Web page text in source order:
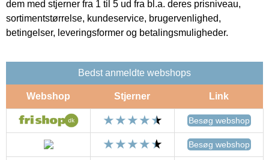
dem med stjerner fra 1 til 5 ud fra bl.a. deres prisniveau,
sortimentstørrelse, kundeservice, brugervenlighed,
betingelser, leveringsformer og betalingsmuligheder.
Bedst anmeldte webshops
Webshop Stjerner Link
Besøg webshop
Besøg webshop